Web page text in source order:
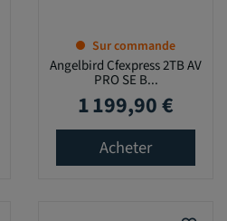
Sur commande
Angelbird Cfexpress 2TB AV
PRO SE B...
Prix
1 199,90 €
Acheter